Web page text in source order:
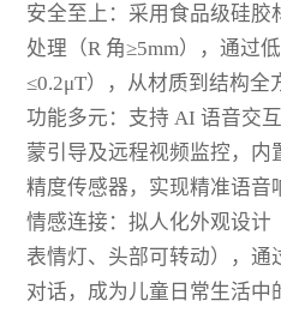
安全至上：采用食品级硅胶
处理（R 角≥5mm），通过
≤0.2μT），从材质到结构全
功能多元：支持 AI 语音交
蒙引导及远程视频监控，内
精度传感器，实现精准语音
情感连接：拟人化外观设计
表情灯、头部可转动），通
对话，成为儿童日常生活中